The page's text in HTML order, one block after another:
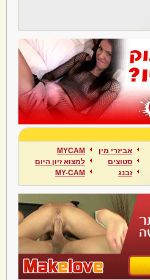
אביזרי מין
סטוצים
זבנג
MYCAM
למצוא זיון היום
MY-CAM